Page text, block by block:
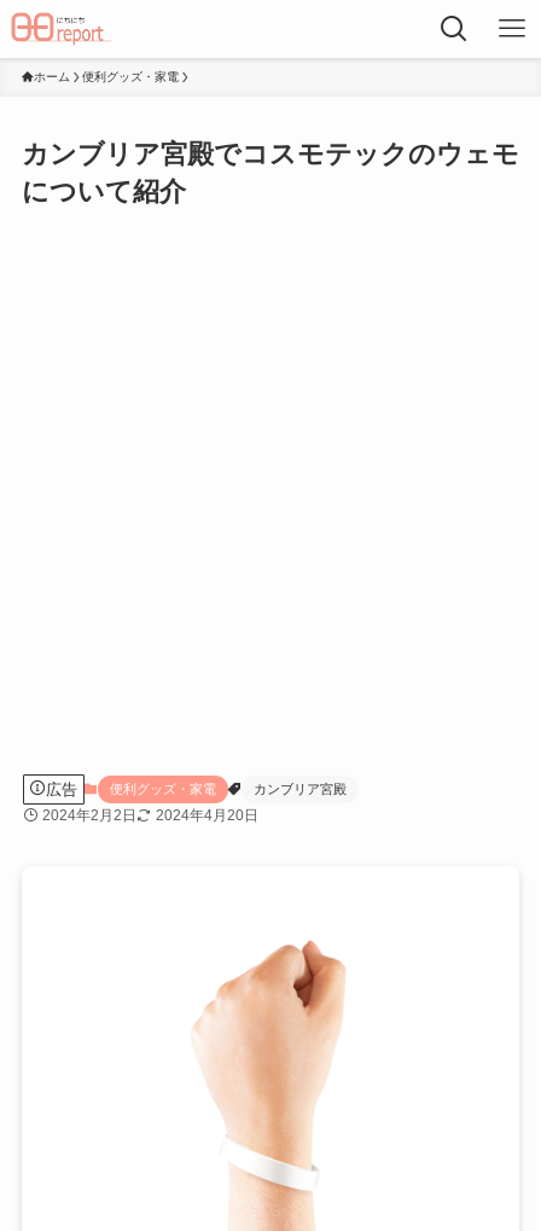
ホーム 便利グッズ・家電
カンブリア宮殿でコスモテックのウェモ
について紹介
広告 便利グッズ・家電 カンブリア宮殿
2024年2月2日 2024年4月20日